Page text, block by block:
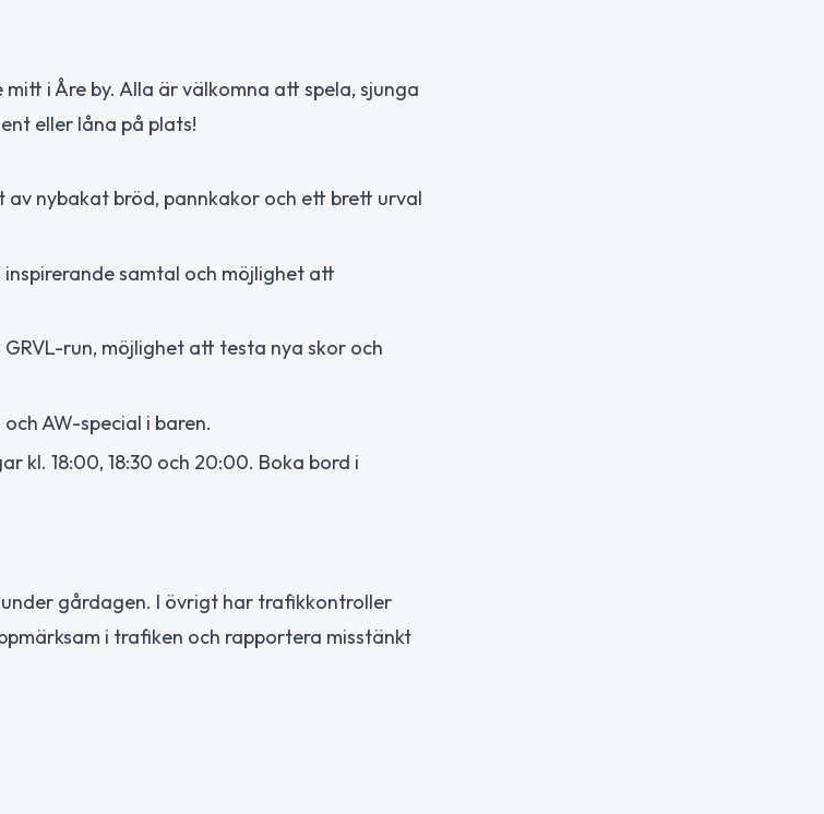
i Åre by. Alla är välkomna att spela, sjunga
eller låna på plats!
av nybakat bröd, pannkakor och ett brett urval
samtal och möjlighet att
run, möjlighet att testa nya skor och
AW-special i baren.
kl. 18:00, 18:30 och 20:00. Boka bord i
gårdagen. I övrigt har trafikkontroller
i trafiken och rapportera misstänkt